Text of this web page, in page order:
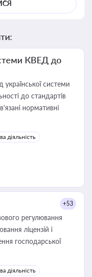
КВЕД до
системи
до стандартів
нормативні
діяльність
+53
регулювання
ліцензій і
господарської
діяльність